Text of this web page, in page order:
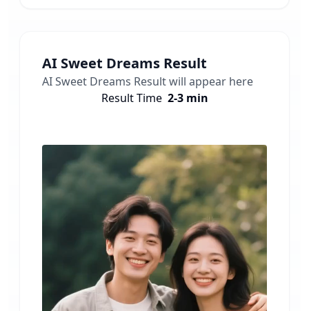
AI Sweet Dreams Result
AI Sweet Dreams Result will appear here
Result Time 2-3 min